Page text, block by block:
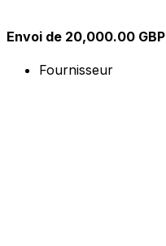
Envoi de 20,000.00 GBP
Fournisseur